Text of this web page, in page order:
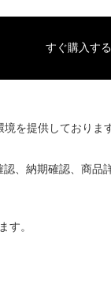
すぐ購入する
を提供しておりま
、納期確認、商品
す。